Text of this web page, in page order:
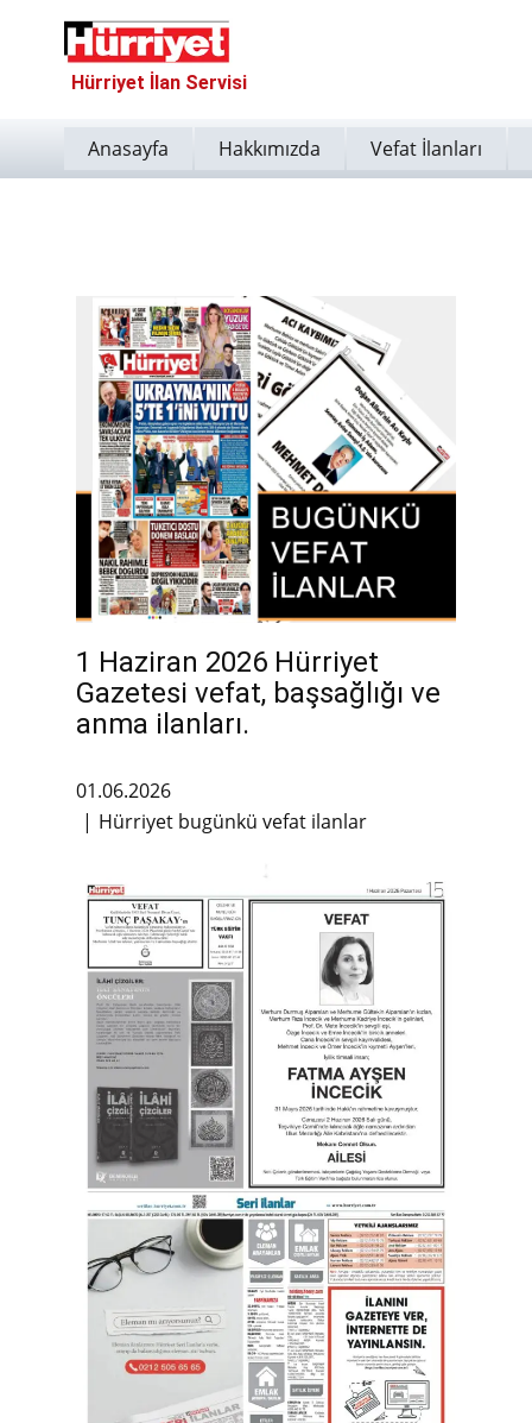
Hürriyet İlan Servisi
Anasayfa Hakkımızda Vefat İlanları
1 Haziran 2026 Hürriyet
Gazetesi vefat, başsağlığı ve
anma ilanları.
01.06.2026
Hürriyet bugünkü vefat ilanlar